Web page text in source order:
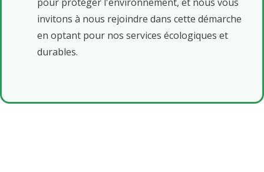
invitons à nous rejoindre dans cette démarche
en optant pour nos services écologiques et
durables.